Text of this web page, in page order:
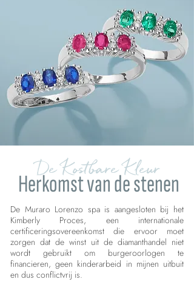
De Kostbare Kleur
Herkomst van de stenen
De Muraro Lorenzo spa is aangesloten bij het
Kimberly Proces, een internationale
certificeringsovereenkomst die ervoor moet
zorgen dat de winst uit de diamanthandel niet
wordt gebruikt om burgeroorlogen te
financieren, geen kinderarbeid in mijnen uitbuit
en dus conflictvrij is.